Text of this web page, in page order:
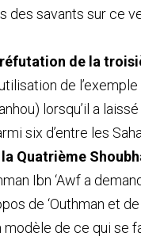
des savants sur ce
réfutation de la
de l’exemple
lorsqu’il a
six d’entre les
Quatrième
Ibn ‘Awf a
de ‘Outhman et de
de ce qui se